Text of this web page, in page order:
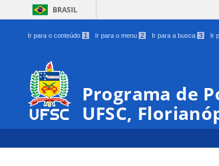
BRASIL
Ir para o conteúdo 1 Ir para o menu 2 Ir para a busca 3 Ir
Programa de
UFSC,